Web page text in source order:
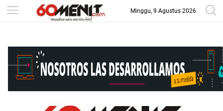
--> Minggu, 9 Agustus 2026